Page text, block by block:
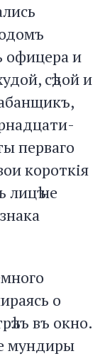
офицера и
сѣдой и
перваго
короткія
лицѣ не
о
въ окно.
мундиры